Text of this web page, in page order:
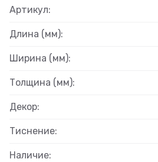
Артикул:
Длина (мм):
Ширина (мм):
Толщина (мм):
Декор:
Тиснение:
Наличие: